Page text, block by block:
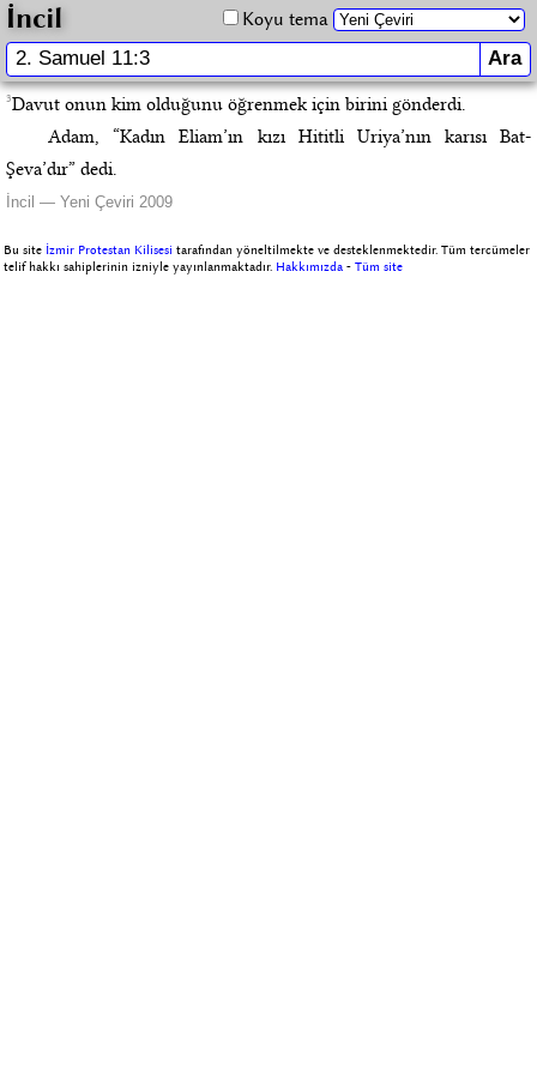
İncil Koyu tema
3Davut onun kim olduğunu öğrenmek için birini gönderdi.
Adam, “Kadın Eliam’ın kızı Hititli Uriya’nın karısı Bat-
Şeva’dır” dedi.
İncil — Yeni Çeviri 2009
Bu site İzmir Protestan Kilisesi tarafından yöneltilmekte ve desteklenmektedir. Tüm tercümeler
telif hakkı sahiplerinin izniyle yayınlanmaktadır. Hakkımızda -Tüm site